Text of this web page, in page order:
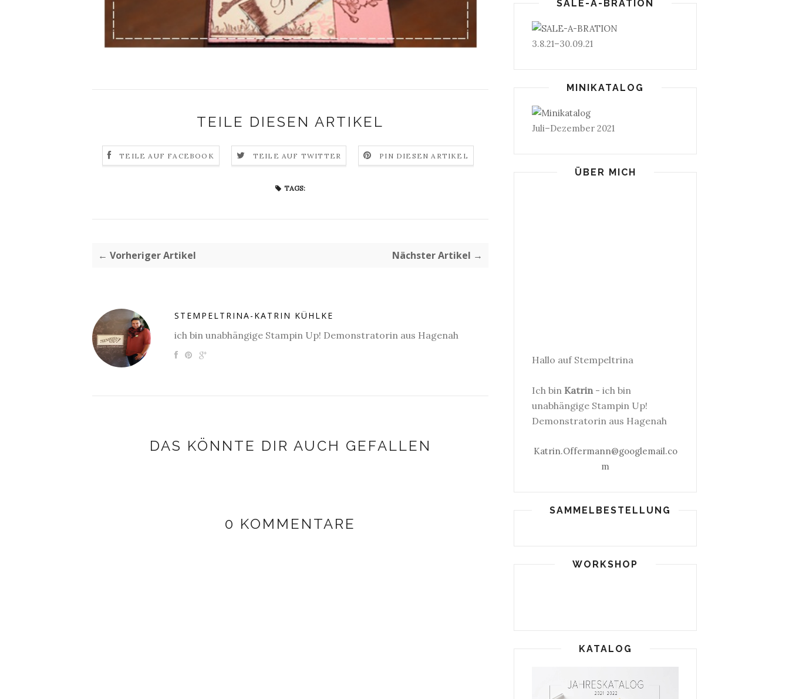
TEILE DIESEN ARTIKEL
TEILE AUF FACEBOOK TEILE AUF TWITTER PIN DIESEN ARTIKEL
TAGS:
← Vorheriger Artikel Nächster Artikel →
STEMPELTRINA-KATRIN KÜHLKE
ich bin unabhängige Stampin Up! Demonstratorin aus Hagenah
DAS KÖNNTE DIR AUCH GEFALLEN
0 KOMMENTARE
SALE-A-BRATION
3.8.21–30.09.21
MINIKATALOG
Juli–Dezember 2021
ÜBER MICH
Hallo auf Stempeltrina
Ich bin Katrin- ich bin
unabhängige Stampin Up!
Demonstratorin aus Hagenah
Katrin.Offermann@googlemail.co
m
SAMMELBESTELLUNG
WORKSHOP
KATALOG